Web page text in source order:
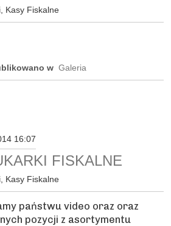
Kasy Fiskalne
w Galeria
16:07
FISKALNE
Kasy Fiskalne
państwu video oraz oraz
pozycji z asortymentu